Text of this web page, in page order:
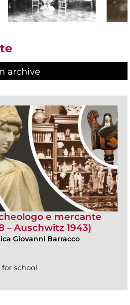
archive
e mercante
– Auschwitz 1943)
Giovanni Barracco
school